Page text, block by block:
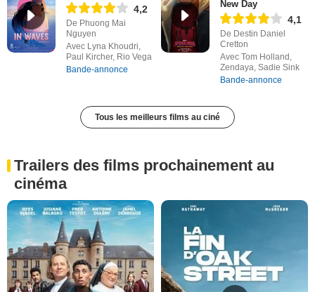
4,2
De Phuong Mai
Nguyen
Avec Lyna Khoudri,
Paul Kircher, Rio Vega
Bande-annonce
New Day
4,1
De Destin Daniel
Cretton
Avec Tom Holland,
Zendaya, Sadie Sink
Bande-annonce
Tous les meilleurs films au ciné
Trailers des films prochainement au
cinéma